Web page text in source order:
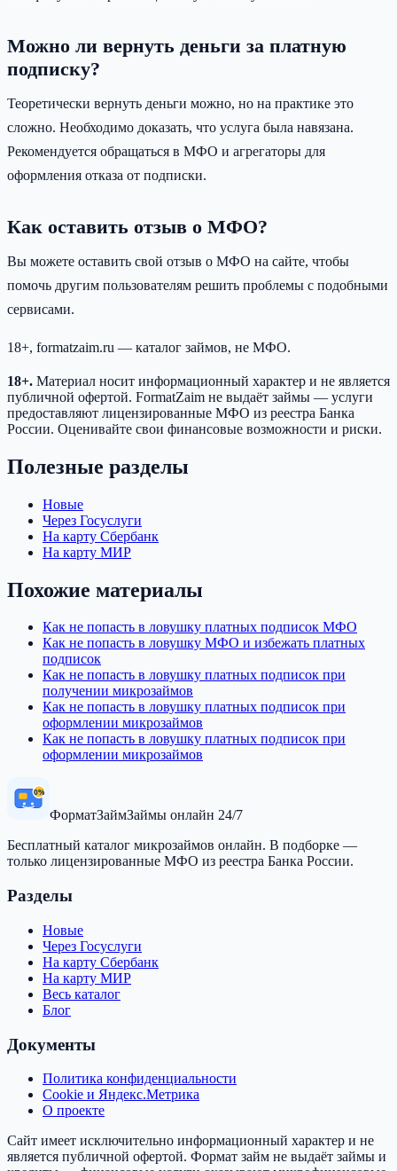
Можно ли вернуть деньги за платную
подписку?
Теоретически вернуть деньги можно, но на практике это
сложно. Необходимо доказать, что услуга была навязана.
Рекомендуется обращаться в МФО и агрегаторы для
оформления отказа от подписки.
Как оставить отзыв о МФО?
Вы можете оставить свой отзыв о МФО на сайте, чтобы
помочь другим пользователям решить проблемы с подобными
сервисами.
18+, formatzaim.ru — каталог займов, не МФО.
18+. Материал носит информационный характер и не является
публичной офертой. FormatZaim не выдаёт займы — услуги
предоставляют лицензированные МФО из реестра Банка
России. Оценивайте свои финансовые возможности и риски.
Полезные разделы
Новые
Через Госуслуги
На карту Сбербанк
На карту МИР
Похожие материалы
Как не попасть в ловушку платных подписок МФО
Как не попасть в ловушку МФО и избежать платных
подписок
Как не попасть в ловушку платных подписок при
получении микрозаймов
Как не попасть в ловушку платных подписок при
оформлении микрозаймов
Как не попасть в ловушку платных подписок при
оформлении микрозаймов
0%
ФорматЗаймЗаймы онлайн 24/7
Бесплатный каталог микрозаймов онлайн. В подборке —
только лицензированные МФО из реестра Банка России.
Разделы
Новые
Через Госуслуги
На карту Сбербанк
На карту МИР
Весь каталог
Блог
Документы
Политика конфиденциальности
Cookie и Яндекс.Метрика
О проекте
Сайт имеет исключительно информационный характер и не
является публичной офертой. Формат займ не выдаёт займы и